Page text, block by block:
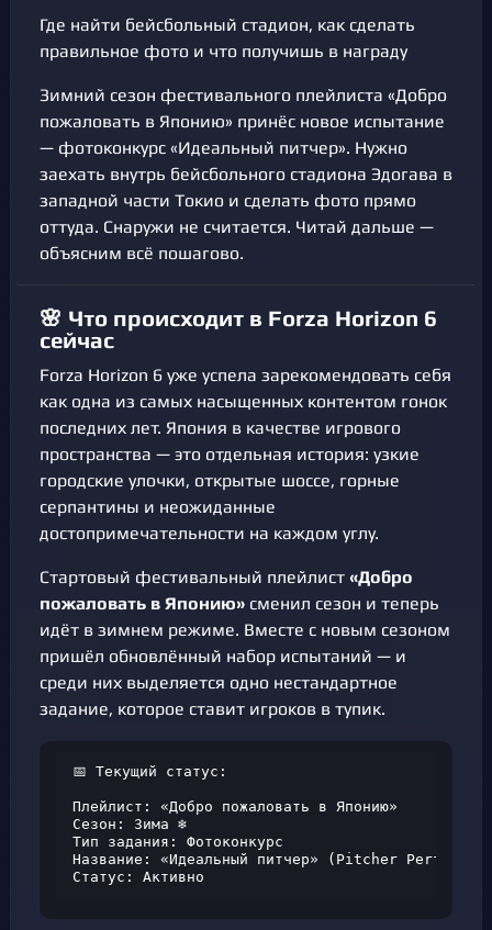
Где найти бейсбольный стадион, как сделать
правильное фото и что получишь в награду
Зимний сезон фестивального плейлиста «Добро
пожаловать в Японию» принёс новое испытание
— фотоконкурс «Идеальный питчер». Нужно
заехать внутрь бейсбольного стадиона Эдогава в
западной части Токио и сделать фото прямо
оттуда. Снаружи не считается. Читай дальше —
объясним всё пошагово.
🌸 Что происходит в Forza Horizon 6
сейчас
Forza Horizon 6 уже успела зарекомендовать себя
как одна из самых насыщенных контентом гонок
последних лет. Япония в качестве игрового
пространства — это отдельная история: узкие
городские улочки, открытые шоссе, горные
серпантины и неожиданные
достопримечательности на каждом углу.
Стартовый фестивальный плейлист «Добро
пожаловать в Японию» сменил сезон и теперь
идёт в зимнем режиме. Вместе с новым сезоном
пришёл обновлённый набор испытаний — и
среди них выделяется одно нестандартное
задание, которое ставит игроков в тупик.
📅 Текущий статус:
Плейлист: «Добро пожаловать в Японию»
Сезон: Зима ❄️
Тип задания: Фотоконкурс
Название: «Идеальный питчер» (Pitcher Perfect)
Статус: Активно